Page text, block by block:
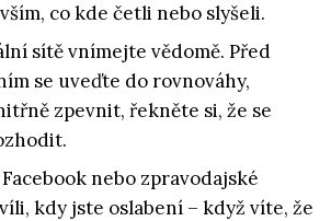
co kde četli nebo slyšeli.
sítě vnímejte vědomě. Před
se uveďte do rovnováhy,
zpevnit, řekněte si, že se
nebo zpravodajské
kdy jste oslabení – když víte, že